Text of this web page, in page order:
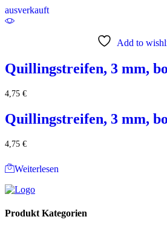
ausverkauft
Add to
Quillingstreifen, 3 mm,
4,75 €
Quillingstreifen, 3 mm,
4,75 €
Weiterlesen
Produkt Kategorien